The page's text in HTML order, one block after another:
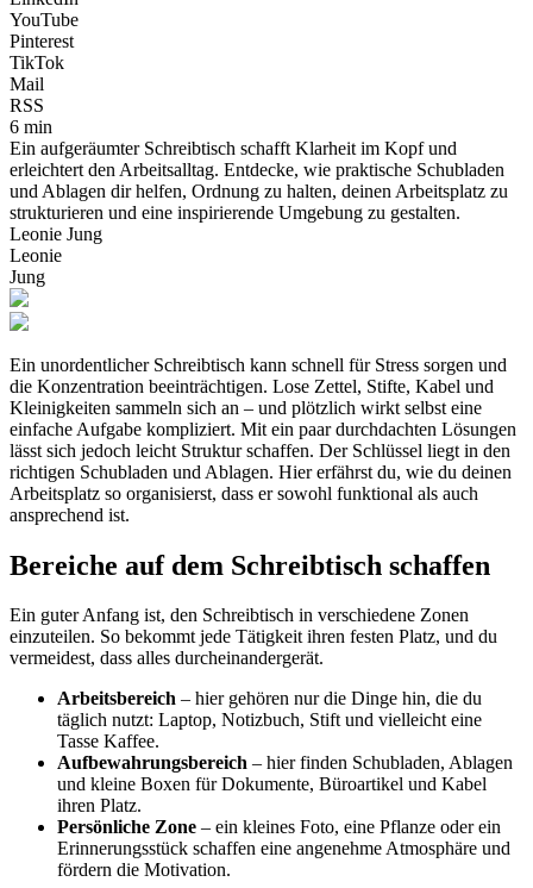
YouTube
Pinterest
TikTok
Mail
RSS
6 min
Ein aufgeräumter Schreibtisch schafft Klarheit im Kopf und
erleichtert den Arbeitsalltag. Entdecke, wie praktische Schubladen
und Ablagen dir helfen, Ordnung zu halten, deinen Arbeitsplatz zu
strukturieren und eine inspirierende Umgebung zu gestalten.
Leonie Jung
Leonie
Jung
Ein unordentlicher Schreibtisch kann schnell für Stress sorgen und
die Konzentration beeinträchtigen. Lose Zettel, Stifte, Kabel und
Kleinigkeiten sammeln sich an – und plötzlich wirkt selbst eine
einfache Aufgabe kompliziert. Mit ein paar durchdachten Lösungen
lässt sich jedoch leicht Struktur schaffen. Der Schlüssel liegt in den
richtigen Schubladen und Ablagen. Hier erfährst du, wie du deinen
Arbeitsplatz so organisierst, dass er sowohl funktional als auch
ansprechend ist.
Bereiche auf dem Schreibtisch schaffen
Ein guter Anfang ist, den Schreibtisch in verschiedene Zonen
einzuteilen. So bekommt jede Tätigkeit ihren festen Platz, und du
vermeidest, dass alles durcheinandergerät.
Arbeitsbereich – hier gehören nur die Dinge hin, die du
täglich nutzt: Laptop, Notizbuch, Stift und vielleicht eine
Tasse Kaffee.
Aufbewahrungsbereich – hier finden Schubladen, Ablagen
und kleine Boxen für Dokumente, Büroartikel und Kabel
ihren Platz.
Persönliche Zone – ein kleines Foto, eine Pflanze oder ein
Erinnerungsstück schaffen eine angenehme Atmosphäre und
fördern die Motivation.